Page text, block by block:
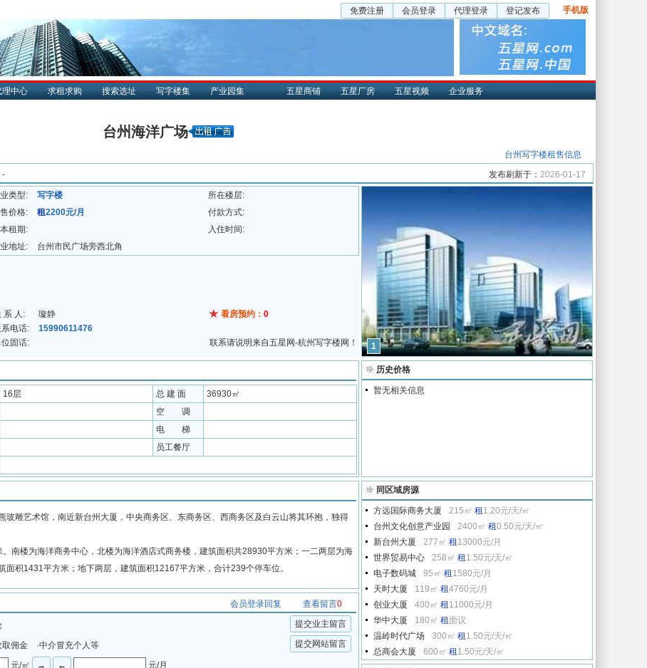
免费注册 会员登录 代理登录 登记发布 手机版
理中心 求租求购 搜索选址 写字楼集 产业园集 五星商铺 五星厂房 五星视频 企业服务
台州海洋广场
台州写字楼租售信息
- 发布刷新于： 2026-01-17
类型: 写字楼
所在楼层:
价格: 租2200元/月
付款方式:
租期:
入住时间:
地址:
台州市民广场旁西北角
系 人: 璇静 看房预约： 0
电话:
15990611476
固话: 联系请说明来自五星网-杭州写字楼网！
16层 总 建 面
36930㎡
空 调
电 梯
员工餐厅
雕艺术馆，南近新台州大厦，中央商务区、东商务区、西商务区及白云山将其环抱，独得
南楼为海洋商务中心，北楼为海洋酒店式商务楼，建筑面积共28930平方米；一二两层为海
积1431平方米；地下两层，建筑面积12167平方米，合计239个停车位。
0
查看留言
会员登录回复
提交业主留言
佣金 ·中介冒充个人等 提交网站留言
元/㎡
元/月
1
历史价格
暂无相关信息
同区域房源
方远国际商务大厦 215㎡ 租 1.20元/天/㎡
台州文化创意产业园
2400㎡ 租0.50元/天/㎡
新台州大厦
277㎡ 租 13000元/月
世界贸易中心
258㎡ 租 1.50元/天/㎡
电子数码城
95㎡ 租 1580元/月
天时大厦
119㎡ 租4760元/月
创业大厦
400㎡ 租 11000元/月
华中大厦
180㎡ 租面议
温岭时代广场
300㎡ 租 1.50元/天/㎡
总商会大厦
600㎡ 租 1.50元/天/㎡